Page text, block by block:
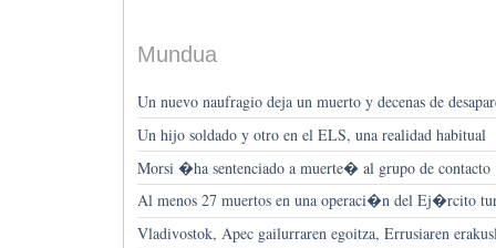
Mundua
Un nuevo naufragio deja un muerto y decenas de
Un hijo soldado y otro en el ELS, una realidad habitual
Morsi �ha sentenciado a muerte� al grupo de contacto
Al menos 27 muertos en una operaci�n del Ej�rcito
Vladivostok, Apec gailurraren egoitza, Errusiaren